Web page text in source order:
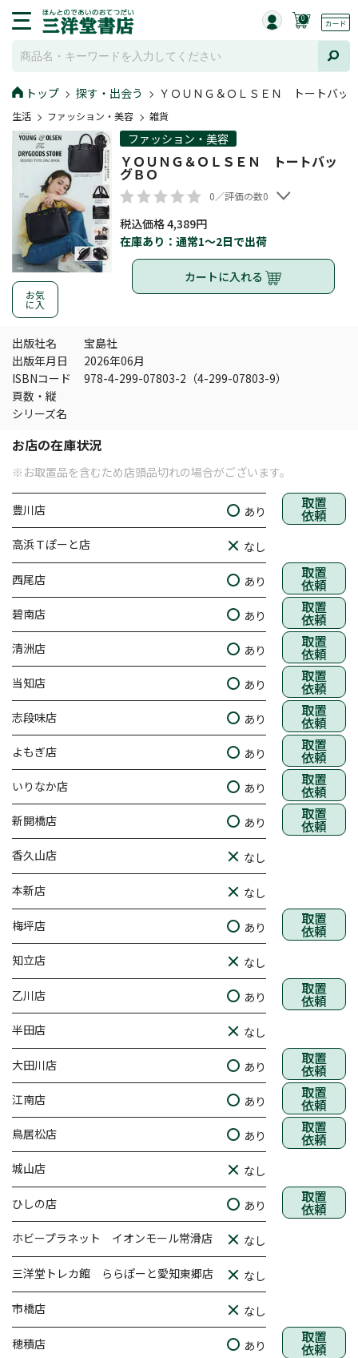
0
トップ 探す・出会う ＹＯＵＮＧ＆ＯＬＳＥＮ トートバッ
生活 ファッション・美容 雑貨
お気
に入
ファッション・美容
ＹＯＵＮＧ＆ＯＬＳＥＮ トートバッ
グＢＯ
0／評価の数0
税込価格 4,389円
在庫あり：通常1～2日で出荷
カートに入れる
出版社名
宝島社
出版年月日
2026年06月
ISBNコード
978-4-299-07803-2（4-299-07803-9）
頁数・縦
シリーズ名
お店の在庫状況
※お取置品を含むため店頭品切れの場合がございます。
豊川店 あり 取置
依頼
高浜Ｔぽーと店 なし
西尾店 あり 取置
依頼
碧南店 あり 取置
依頼
清洲店 あり 取置
依頼
当知店 あり 取置
依頼
志段味店 あり 取置
依頼
よもぎ店 あり 取置
依頼
いりなか店 あり 取置
依頼
新開橋店 あり 取置
依頼
香久山店 なし
本新店 なし
梅坪店 あり 取置
依頼
知立店 なし
乙川店 あり 取置
依頼
半田店 なし
大田川店 あり 取置
依頼
江南店 あり 取置
依頼
鳥居松店 あり 取置
依頼
城山店 なし
ひしの店 あり 取置
依頼
ホビープラネット イオンモール常滑店 なし
三洋堂トレカ館 ららぽーと愛知東郷店 なし
市橋店 なし
穂積店 あり 取置
依頼